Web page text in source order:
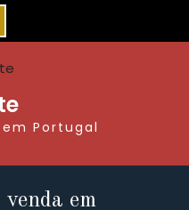
Portugal
em